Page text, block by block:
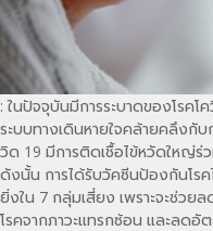
: ในปัจจุบันมีการระบาดของโรคโ
ระบบทางเดินหายใจคล้ายคลึงกั
วิด 19 มีการติดเชื้อไข้หวัดใหญ่ร่
ดังนั้น การได้รับวัคซีนป้องกันโรค
ยิ่งใน 7 กลุ่มเสี่ยง เพราะจะช่วย
โรคจากภาวะแทรกซ้อน และลดอั